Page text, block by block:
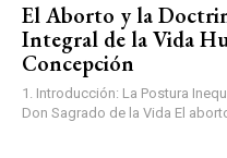
El Aborto y la
Integral de la Vida
Concepción
1. Introducción: La Postura
Don Sagrado de la